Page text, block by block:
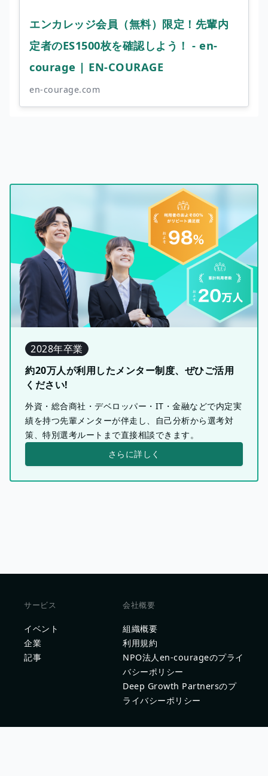
エンカレッジ会員（無料）限定！先輩内
定者のES1500枚を確認しよう！ - en-
courage | EN-COURAGE
en-courage.com
2028年卒業
約20万人が利用したメンター制度、ぜひご活用
ください!
外資・総合商社・デベロッパー・IT・金融などで内定実
績を持つ先輩メンターが伴走し、自己分析から選考対
策、特別選考ルートまで直接相談できます。
さらに詳しく
サービス
イベント
企業
記事
会社概要
組織概要
利用規約
NPO法人en-courageのプライ
バシーポリシー
Deep Growth Partnersのプ
ライバシーポリシー